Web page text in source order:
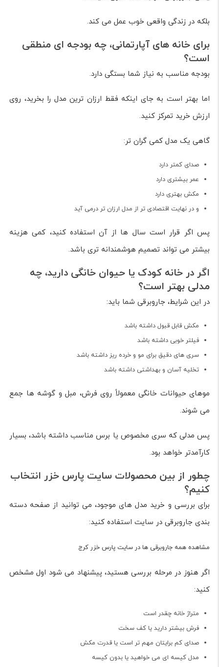
بلکه در زندگی واقعی خوب عمل می کند.
برای خانه های آپارتمانی، چه بودجه ای منطقی
است؟
بودجه مناسب به نیاز شما بستگی دارد.
اما بهتر است به جای اینکه فقط ارزان ترین مدل را بخرید، روی
ارزش خرید تمرکز کنید.
گاهی یک مدل کمی گران تر:
صدای کمتر دارد
عمر بیشتری دارد
مکش بهتری دارد
و در نهایت اقتصادی تر از مدل ارزان تر درمی آید
پس اگر قرار است سال ها از آن استفاده کنید، کمی هزینه
بیشتر می تواند تصمیم هوشمندانه تری باشد.
اگر در خانه کودک یا حیوان خانگی دارید، چه
مدلی بهتر است؟
در این شرایط، جاروبرقی شما باید:
مکش قابل قبول داشته باشد
فیلتر خوبی داشته باشد
سری های دقیق برای مو و خرده ریز داشته باشد
تخلیه آسان و بهداشتی داشته باشد
موهای حیوانات خانگی معمولاً روی فرش، مبل و گوشه ها جمع
می شوند.
پس مدلی که سری مخصوص یا برس مناسب داشته باشد، بسیار
کارآمدتر خواهد بود.
چطور از بین محصولات سایت پارس خزر انتخاب
کنیم؟
برای بررسی و خرید مدل های موجود، می توانید از صفحه دسته
بندی جاروبرقی در سایت استفاده کنید:
مشاهده همه جاروبرقی ها در سایت پارس خزر کرج
اگر هنوز در مرحله بررسی هستید، پیشنهاد می شود اول مشخص
کنید:
متراژ خانه چقدر است
فرش بیشتر دارید یا کف سخت
صدای کم برایتان مهم تر است یا قدرت مکش
مدل کیسه ای می خواهید یا بدون کیسه